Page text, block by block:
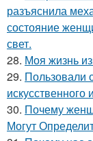
разъяснила
состояние
свет.
28. Моя жизнь
29. Пользовали
искусственного
30. Почему
Могут